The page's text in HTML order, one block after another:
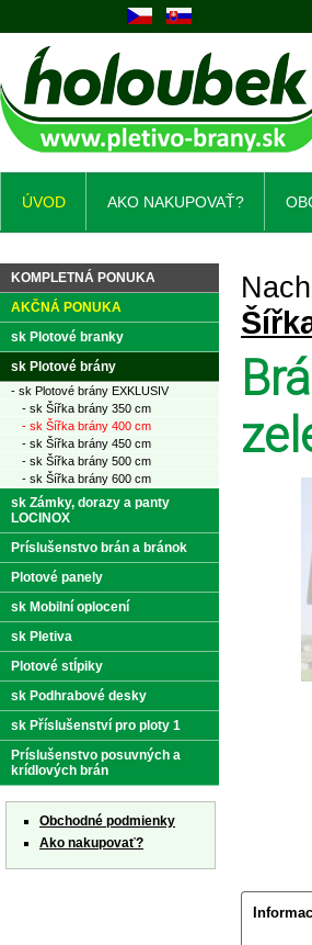
KOMPLETNÁ PONUKA
AKČNÁ PONUKA
sk Plotové branky
sk Plotové brány
- sk Plotové brány EXKLUSIV
- sk Šířka brány 350 cm
- sk Šířka brány 400 cm
- sk Šířka brány 450 cm
- sk Šířka brány 500 cm
- sk Šířka brány 600 cm
sk Zámky, dorazy a panty
LOCINOX
Príslušenstvo brán a bránok
Plotové panely
sk Mobilní oplocení
sk Pletiva
Plotové stĺpiky
sk Podhrabové desky
sk Příslušenství pro ploty 1
Príslušenstvo posuvných a
krídlových brán
Obchodné podmienky
Ako nakupovať?
ÚVOD AKO NAKUPOVAŤ?